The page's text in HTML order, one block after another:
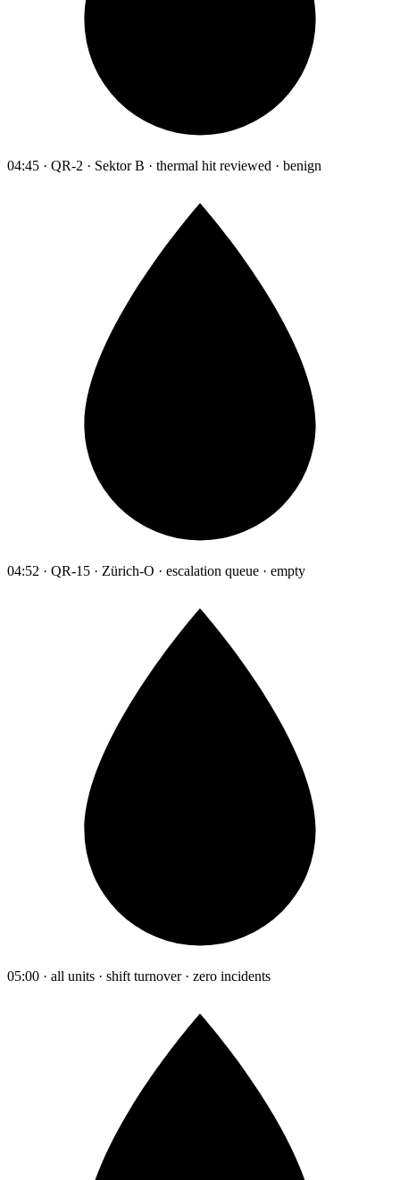
04:45 · QR-2 · Sektor B · thermal hit reviewed · benign
04:52 · QR-15 · Zürich-O · escalation queue · empty
05:00 · all units · shift turnover · zero incidents